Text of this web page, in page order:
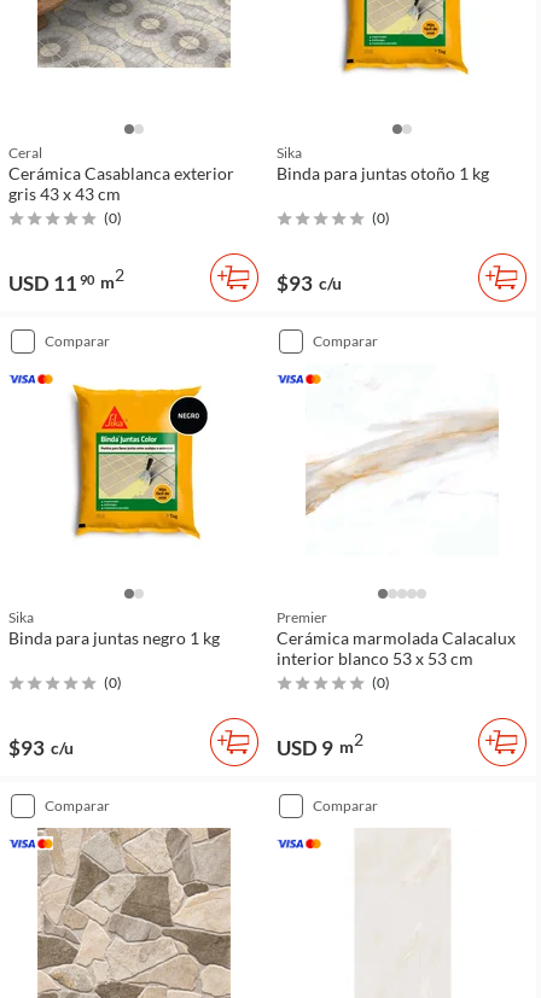
Ceral
Cerámica Casablanca exterior
gris 43 x 43 cm
(0)
USD 11 90 m2
Sika
Binda para juntas otoño 1 kg
(0)
$93 c/u
comparar
Sika
Binda para juntas negro 1 kg
(0)
$93 c/u
comparar
Premier
Cerámica marmolada Calacalux
interior blanco 53 x 53 cm
(0)
USD 9 m2
comparar comparar